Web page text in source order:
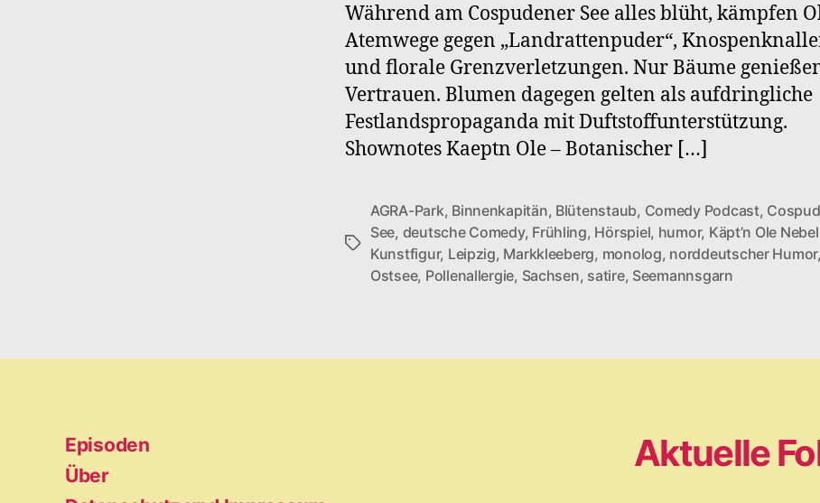
Während am Cospudener See alles blüht, kämpfen
Atemwege gegen „Landrattenpuder“,
und florale Grenzverletzungen. Nur Bäume
Vertrauen. Blumen dagegen gelten als aufdringliche
Festlandspropaganda mit Duftstoffunterstützung.
Shownotes Kaeptn Ole – Botanischer […]
Schlagwörter
AGRA-Park, Binnenkapitän, Blütenstaub, Comedy Podcast,
See, deutsche Comedy, Frühling, Hörspiel, humor, Käpt’n Ole Nebel
Kunstfigur, Leipzig, Markkleeberg, monolog, norddeutscher Humor,
Ostsee, Pollenallergie, Sachsen, satire, Seemannsgarn
Episoden
Über
Aktuelle